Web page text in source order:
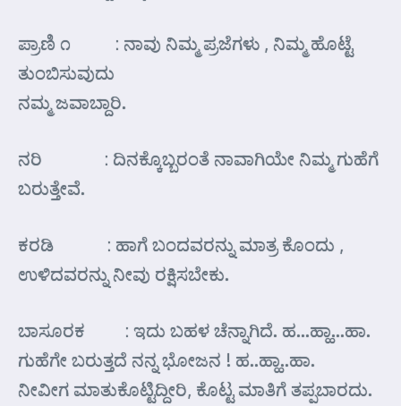
ಪ್ರಾಣಿ ೧ : ನಾವು ನಿಮ್ಮ ಪ್ರಜೆಗಳು , ನಿಮ್ಮ ಹೊಟ್ಟೆ
ತುಂಬಿಸುವುದು
ನಮ್ಮ ಜವಾಬ್ದಾರಿ.
ನರಿ : ದಿನಕ್ಕೊಬ್ಬರಂತೆ ನಾವಾಗಿಯೇ ನಿಮ್ಮ ಗುಹೆಗೆ
ಬರುತ್ತೇವೆ.
ಕರಡಿ : ಹಾಗೆ ಬಂದವರನ್ನು ಮಾತ್ರ ಕೊಂದು ,
ಉಳಿದವರನ್ನು ನೀವು ರಕ್ಷಿಸಬೇಕು.
ಬಾಸೂರಕ : ಇದು ಬಹಳ ಚೆನ್ನಾಗಿದೆ. ಹ…ಹ್ಹಾ…ಹಾ.
ಗುಹೆಗೇ ಬರುತ್ತದೆ ನನ್ನ ಭೋಜನ ! ಹ..ಹ್ಹಾ..ಹಾ.
ನೀವೀಗ ಮಾತುಕೊಟ್ಟಿದ್ದೀರಿ, ಕೊಟ್ಟ ಮಾತಿಗೆ ತಪ್ಪಬಾರದು.